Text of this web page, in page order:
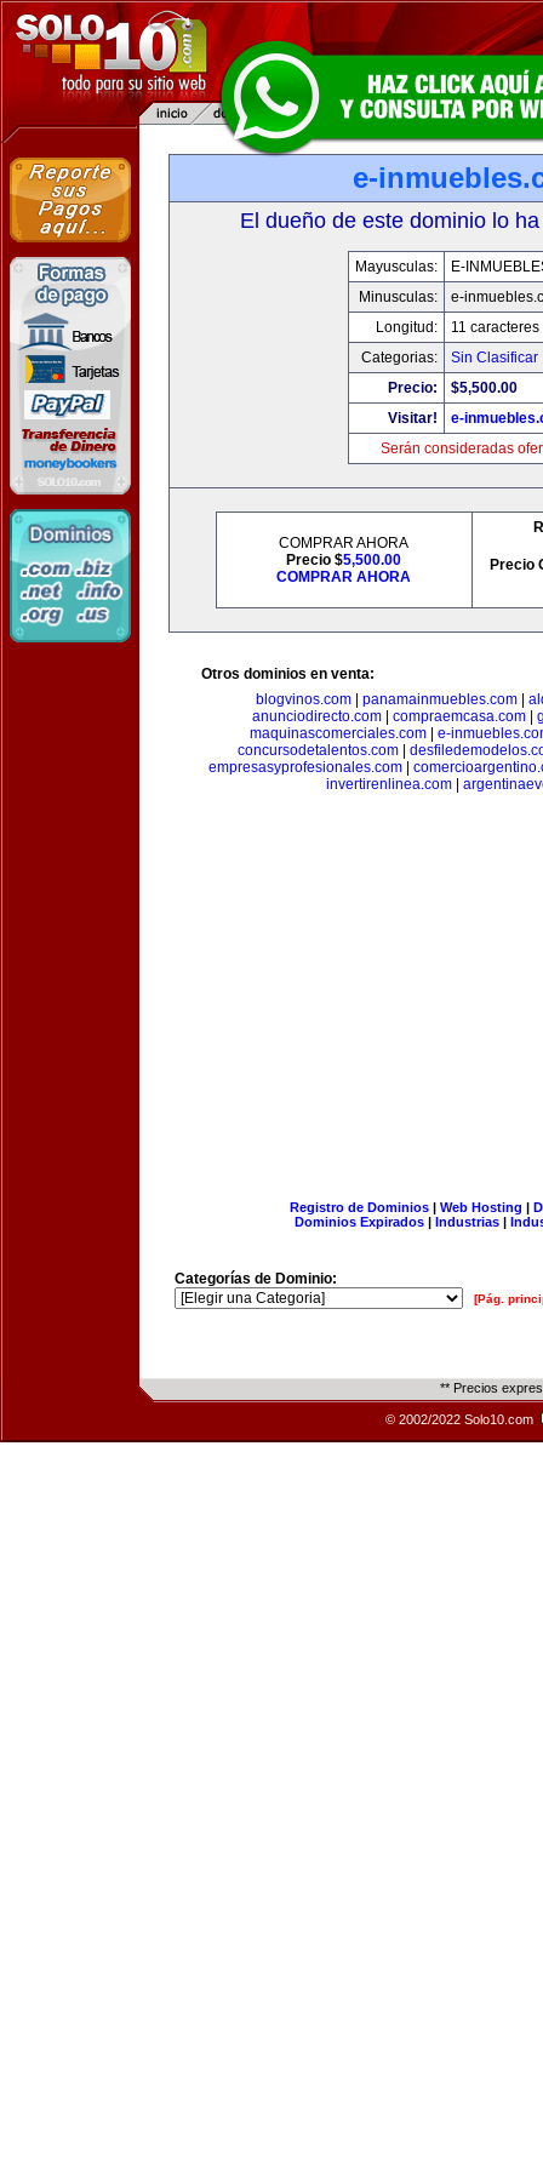
e-
El dueño de este dominio lo
Mayusculas:
E-
Minusculas:
e-
Longitud:
11 caracteres
Categorias:
Sin Clasificar
Precio:
$5,500.00
Visitar!
e-
Serán consideradas
COMPRAR AHORA
Precio $5,500.00
COMPRAR AHORA
Precio
Otros dominios en venta:
blogvinos.com| panamainmuebles.com|
anunciodirecto.com| compraemcasa.com|
maquinascomerciales.com
e-
concursodetalentos.com|
empresasyprofesionales.com|
invertirenlinea.com
Registro de Dominios| Web Hosting |
Dominios Expirados | Industrias |
Categorías de Dominio:
[Pág.
** Precios
© 2002/2022 Solo10.com